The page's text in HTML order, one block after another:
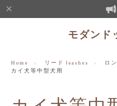
モダンド
Home リード leashes
ロ
カイ犬等中型犬用